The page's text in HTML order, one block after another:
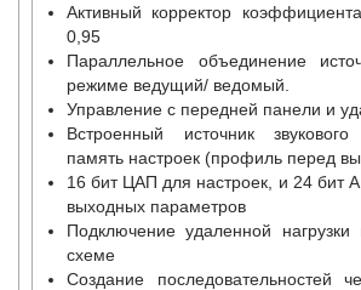
Активный корректор
0,95
Параллельное объединение
режиме ведущий/ ведомый.
Управление с передней панели и
Встроенный источник звукового
память настроек (профиль перед
16 бит ЦАП для настроек, и 24 бит
выходных параметров
Подключение удаленной
схеме
Создание последовательностей